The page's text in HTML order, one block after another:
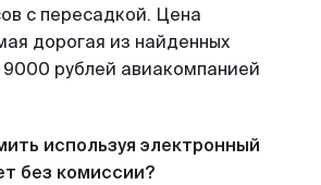
с пересадкой. Цена
дорогая из найденных
рублей авиакомпанией
используя электронный
без комиссии?